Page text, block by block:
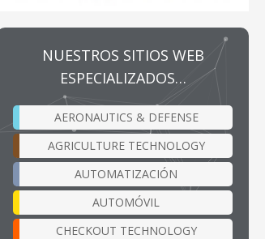
NUESTROS SITIOS WEB
ESPECIALIZADOS…
AERONAUTICS & DEFENSE
AGRICULTURE TECHNOLOGY
AUTOMATIZACIÓN
AUTOMÓVIL
CHECKOUT TECHNOLOGY